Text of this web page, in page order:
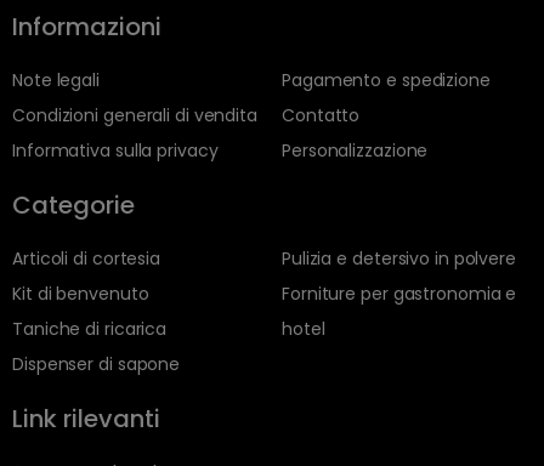
Informazioni
Note legali
Condizioni generali di vendita
Informativa sulla privacy
Pagamento e spedizione
Contatto
Personalizzazione
Categorie
Articoli di cortesia
Kit di benvenuto
Taniche di ricarica
Dispenser di sapone
Pulizia e detersivo in polvere
Forniture per gastronomia e
hotel
Link rilevanti